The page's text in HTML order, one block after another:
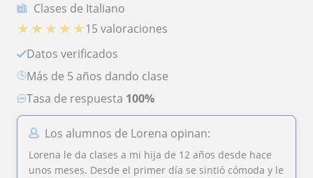
Clases de Italiano
★ ★ ★ ★ ★15 valoraciones
Datos verificados
más de 5 años dando clase
Tasa de respuesta 100%
Los alumnos de Lorena opinan:
Lorena le da clases a mi hija de 12 años desde hace
unos meses. Desde el primer día se sintió cómoda y le